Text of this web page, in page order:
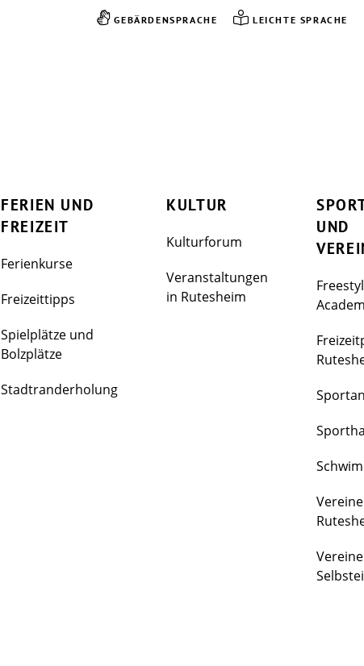
GEBÄRDENSPRACHE LEICHTE SPRACHE
FERIEN UND
FREIZEIT
Ferienkurse
Freizeittipps
Spielplätze und
Bolzplätze
Stadtranderholung
KULTUR
Kulturforum
Veranstaltungen
in Rutesheim
UND
Vereine